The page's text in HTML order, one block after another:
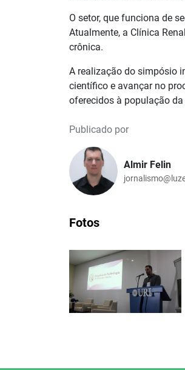
O setor, que funciona de
Atualmente, a Clínica
crônica.
A realização do simpósio
científico e avançar no
oferecidos à população da
Publicado por
Almir Felin
Fotos